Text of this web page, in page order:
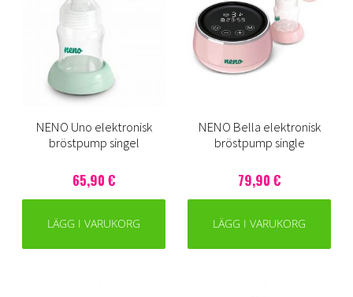
NENO Uno elektronisk
bröstpump singel
65,90 €
LÄGG I VARUKORG
NENO Bella elektronisk
bröstpump single
79,90 €
LÄGG I VARUKORG